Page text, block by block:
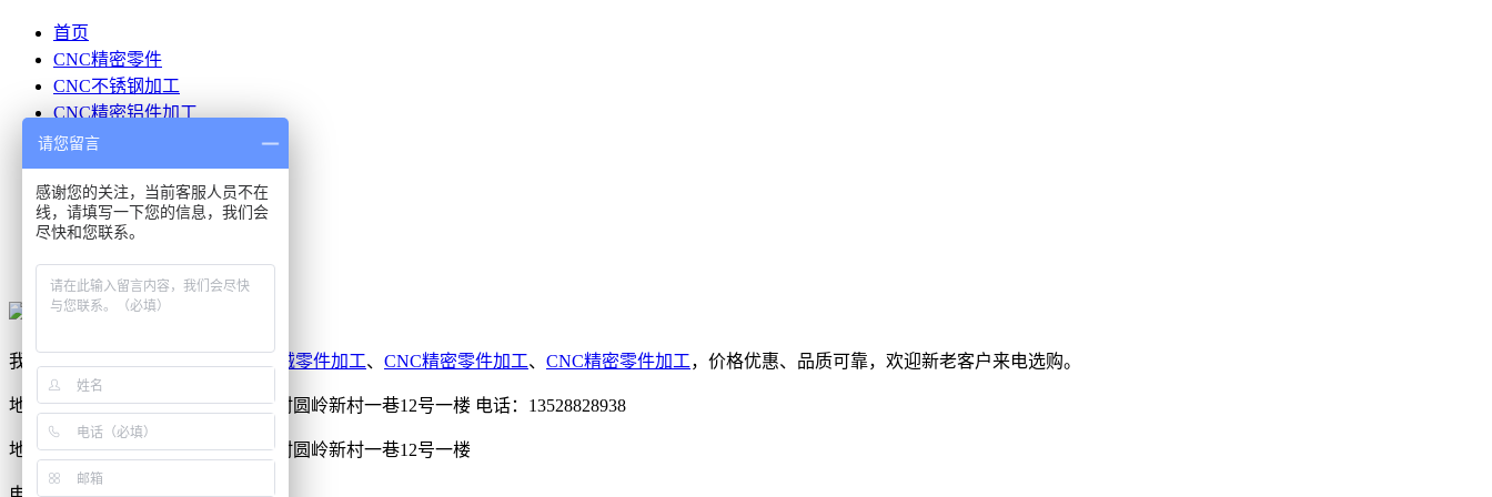
首页
CNC精密零件
CNC不锈钢加工
CNC精密铝件加工
CNC精密塑胶加工
客户案例
公司简介
联系我们
在线留言
我公司专业从事：各类 CNC精密机械零件加工、 CNC精密零件加工、 CNC精密零件加工，价格优惠、品质可靠，欢迎新老客户来电选购。
地址：广东省惠阳区秋长街道岭湖村圆岭新村一巷12号一楼 电话：13528828938
地址：广东省惠阳区秋长街道岭湖村圆岭新村一巷12号一楼
请您留言
感谢您的关注，当前客服人员不在
线，请填写一下您的信息，我们会
尽快和您联系。